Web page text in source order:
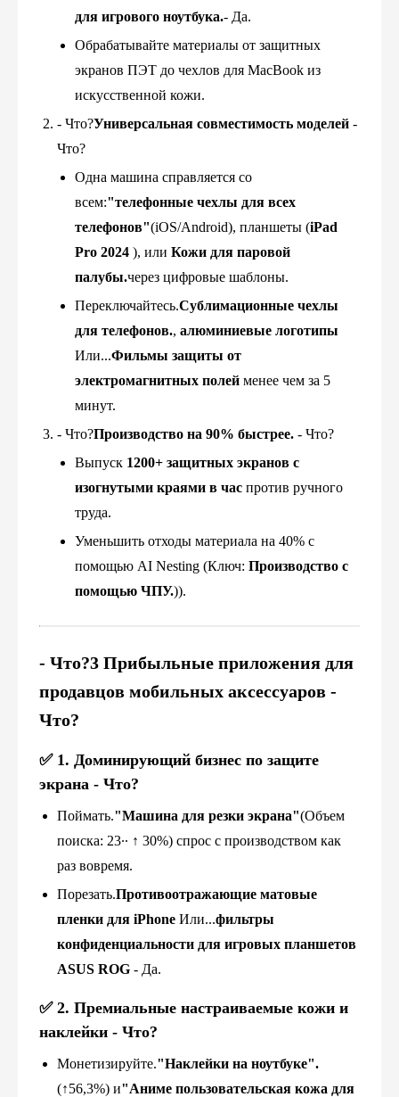
для игрового ноутбука.- Да.
Обрабатывайте материалы от защитных
экранов ПЭТ до чехлов для MacBook из
искусственной кожи.
- Что?Универсальная совместимость моделей -
Что?
Одна машина справляется со
всем:"телефонные чехлы для всех
телефонов"(iOS/Android), планшеты (iPad
Pro 2024 ), или Кожи для паровой
палубы.через цифровые шаблоны.
Переключайтесь.Сублимационные чехлы
для телефонов.​, ​ алюминиевые логотипы
Или...Фильмы защиты от
электромагнитных полей менее чем за 5
минут.
- Что?Производство на 90% быстрее.- Что?
Выпуск 1200+ защитных экранов с
изогнутыми краями в час против ручного
труда.
Уменьшить отходы материала на 40% с
помощью AI Nesting (Ключ: Производство с
помощью ЧПУ.)).
- Что?3 Прибыльные приложения для
продавцов мобильных аксессуаров -
Что?
✅ 1. Доминирующий бизнес по защите
экрана - Что?
Поймать."Машина для резки экрана"(Объем
поиска: 23∙∙ ↑ 30%) спрос с производством как
раз вовремя.
Порезать.Противоотражающие матовые
пленки для iPhone Или...фильтры
конфиденциальности для игровых планшетов
ASUS ROG - Да.
✅ 2. Премиальные настраиваемые кожи и
наклейки - Что?
Монетизируйте."Наклейки на ноутбуке".
(↑56,3%) и"Аниме пользовательская кожа для